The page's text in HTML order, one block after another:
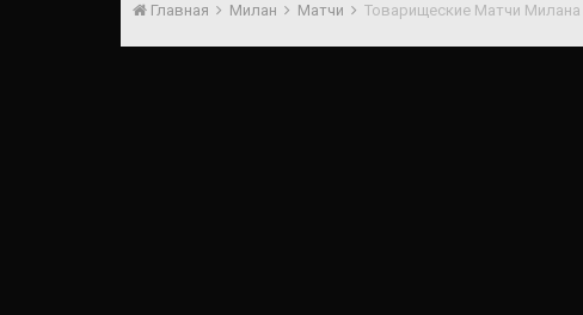
Главная Милан Матчи Товарищеские Матчи Милана